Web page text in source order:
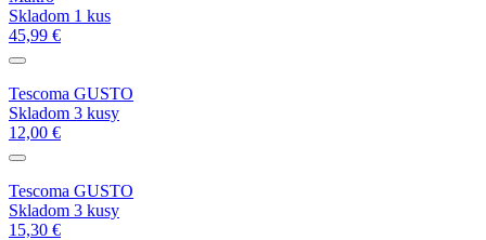
Skladom 1 kus
45,99 €
Tescoma GUSTO
Skladom 3 kusy
12,00 €
Tescoma GUSTO
Skladom 3 kusy
15,30 €